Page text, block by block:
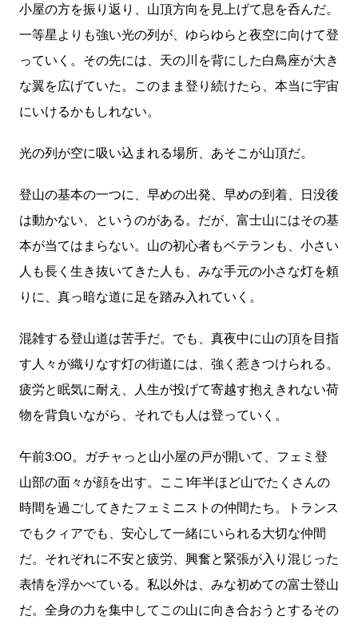
小屋の方を振り返り、山頂方向を見上げて息を呑んだ。
一等星よりも強い光の列が、ゆらゆらと夜空に向けて登
っていく。その先には、天の川を背にした白鳥座が大き
な翼を広げていた。このまま登り続けたら、本当に宇宙
にいけるかもしれない。
光の列が空に吸い込まれる場所、あそこが山頂だ。
登山の基本の一つに、早めの出発、早めの到着、日没後
は動かない、というのがある。だが、富士山にはその基
本が当てはまらない。山の初心者もベテランも、小さい
人も長く生き抜いてきた人も、みな手元の小さな灯を頼
りに、真っ暗な道に足を踏み入れていく。
混雑する登山道は苦手だ。でも、真夜中に山の頂を目指
す人々が織りなす灯の街道には、強く惹きつけられる。
疲労と眠気に耐え、人生が投げて寄越す抱えきれない荷
物を背負いながら、それでも人は登っていく。
午前3:00。ガチャっと山小屋の戸が開いて、フェミ登
山部の面々が顔を出す。ここ1年半ほど山でたくさんの
時間を過ごしてきたフェミニストの仲間たち。トランス
でもクィアでも、安心して一緒にいられる大切な仲間
だ。それぞれに不安と疲労、興奮と緊張が入り混じった
表情を浮かべている。私以外は、みな初めての富士登山
だ。全身の力を集中してこの山に向き合おうとするその